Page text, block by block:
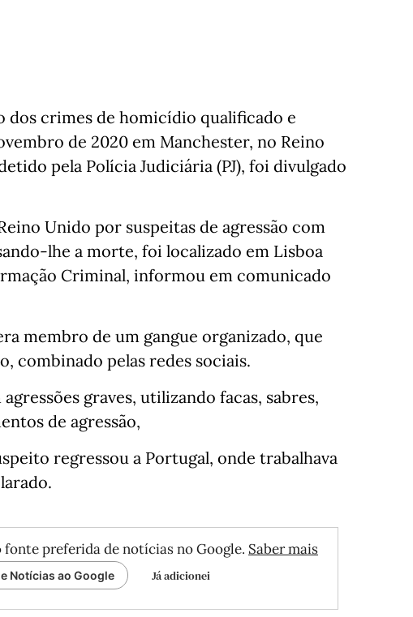
dos crimes de homicídio qualificado e
de 2020 em Manchester, no Reino
pela Polícia Judiciária (PJ), foi divulgado
Unido por suspeitas de agressão com
lhe a morte, foi localizado em Lisboa
Criminal, informou em comunicado
membro de um gangue organizado, que
pelas redes sociais.
graves, utilizando facas, sabres,
de agressão,
regressou a Portugal, onde trabalhava
preferida de notícias no Google. Saber mais
Notícias ao Google Já adicionei